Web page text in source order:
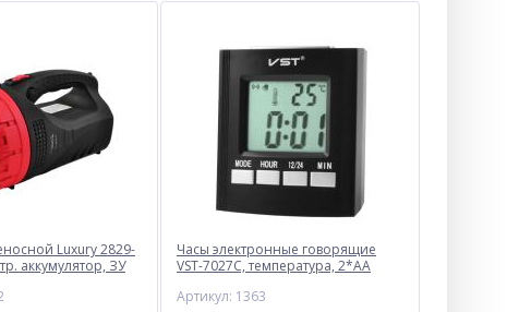
Luxury 2829-
аккумулятор, ЗУ
Часы электронные говорящие
VST-7027С, температура, 2*AA
Артикул: 1363